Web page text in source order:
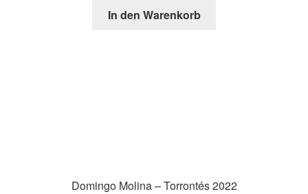
In den Warenkorb
Domingo Molina – Torrontés 2022